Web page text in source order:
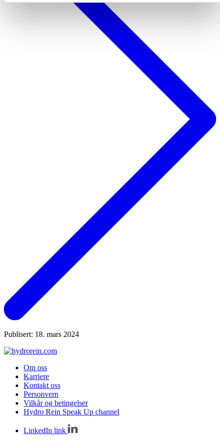
Publisert: 18. mars 2024
Om oss
Karriere
Kontakt oss
Personvern
Vilkår og betingelser
Hydro Rein Speak Up channel
LinkedIn link